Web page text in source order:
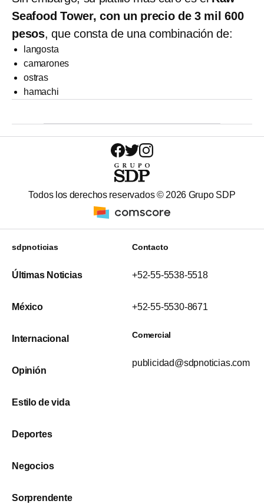
Seafood Tower, con un precio de 3 mil 600
pesos, que consta de una combinación de:
langosta
camarones
ostras
hamachi
Todos los derechos reservados © 2026 Grupo SDP
sdpnoticias
Últimas Noticias
México
Internacional
Opinión
Estilo de vida
Deportes
Negocios
Sorprendente
Contacto
+52-55-5538-5518
+52-55-5530-8671
Comercial
publicidad@sdpnoticias.com